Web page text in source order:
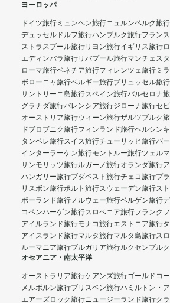
ヨーロッパ
ドイツ旅行 ミュンヘン旅行ニュルンベルク旅行
デュッセルドルフ旅行ハンブルク旅行フラン
ストラスブール旅行リヨン旅行イギリス旅行
エディンバラ旅行リバプール旅行マンチェス
ローマ旅行ベネチア旅行フィレンツェ旅行 ミ
ボローニャ旅行ベルギー旅行ブリュッセル旅行
サントリーニ島旅行スペイン旅行バルセロナ
グラナダ旅行バレンシア旅行ジローナ旅行セ
オーストリア旅行ウィーン旅行ザルツブルク
ドブロブニク旅行フィンランド旅行ヘルシン
タンペレ旅行スイス旅行チューリッヒ旅行バ
インターラーケン旅行モントルー旅行ツェル
サンモリッツ旅行ルガーノ旅行オランダ旅行
ハンガリー旅行ブダペスト旅行チェコ旅行プ
リスボン旅行ポルト旅行スウェーデン旅行ス
ポーランド旅行ノルウェー旅行ベルゲン旅行
コペンハーゲン旅行スロベニア旅行フランク
アイルランド旅行モナコ旅行エストニア旅行
アイスランド旅行マルタ旅行マルタ島旅行ス
ルーマニア旅行ブルガリア旅行ルクセンブル
オセアニア・南太平洋
オーストラリア旅行ケアンズ旅行ゴールドコ
メルボルン旅行ブリスベン旅行ハミルトン・
エアーズロック旅行ニュージーランド旅行ク